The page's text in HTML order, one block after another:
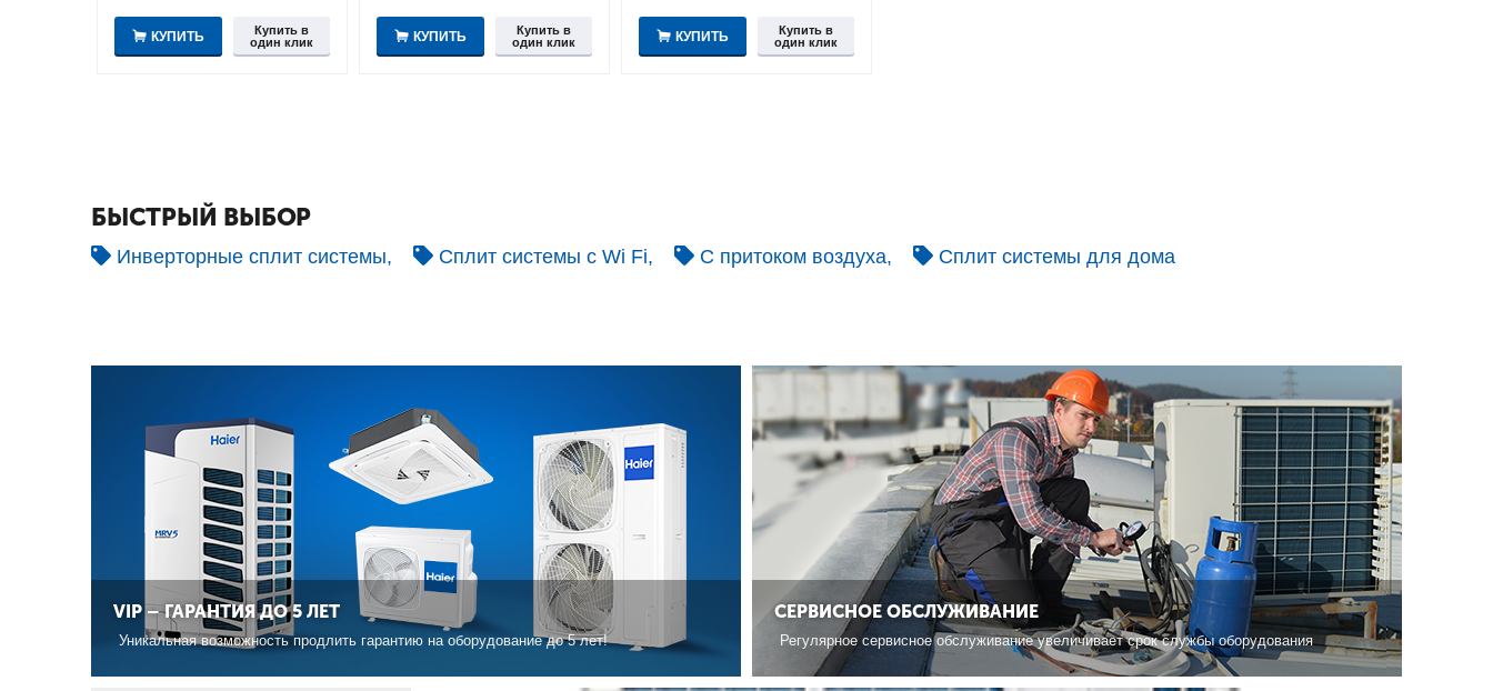
КУПИТЬ
Купить в
один клик
КУПИТЬ
Купить в
один клик
КУПИТЬ
Купить в
один клик
БЫСТРЫЙ ВЫБОР
Инверторные сплит системы, Сплит системы c Wi Fi, С притоком воздуха, Сплит системы для дома
VIP – ГАРАНТИЯ ДО 5 ЛЕТ
Уникальная возможность продлить гарантию на оборудование до 5 лет!
СЕРВИСНОЕ ОБСЛУЖИВАНИЕ
Регулярное сервисное обслуживание увеличивает срок службы оборудования